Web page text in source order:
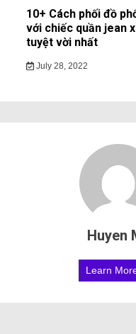
10+ Cách phối đồ
với chiếc quần jean
tuyệt vời nhất
July 28, 2022
Huyen
Learn